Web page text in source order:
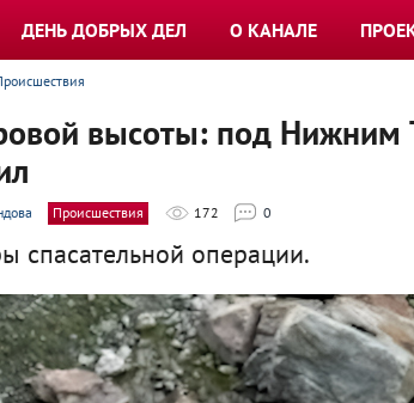
ДЕНЬ ДОБРЫХ ДЕЛ О КАНАЛЕ
высоты: под Нижним
Происшествия 172 0
спасательной операции.